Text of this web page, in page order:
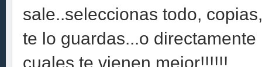
sale..seleccionas todo,
te lo guardas...o
cuales te vienen mejor!!!!!!